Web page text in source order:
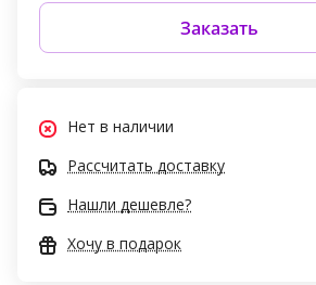
Заказать
Нет в наличии
Рассчитать доставку
Нашли дешевле?
Хочу в подарок